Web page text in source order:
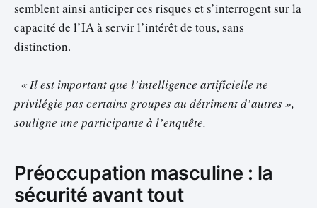
semblent ainsi anticiper ces risques et s’interrogent sur la
capacité de l’IA à servir l’intérêt de tous, sans
distinction.
« Il est important que l’intelligence artificielle ne
privilégie pas certains groupes au détriment d’autres »,
souligne une participante à l’enquête.
Préoccupation masculine : la
sécurité avant tout